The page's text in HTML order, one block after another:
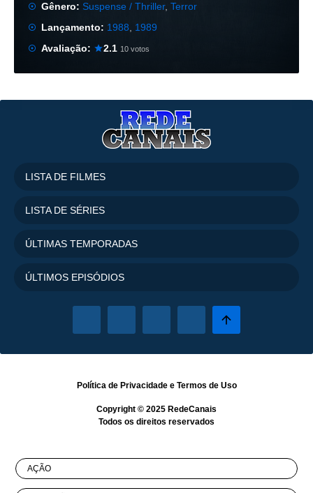
Gênero: Suspense / Thriller,Terror
Lançamento: 1988
1989
Avaliação:
2.1 10 votos
LISTA DE FILMES
LISTA DE SÉRIES
ÚLTIMAS TEMPORADAS
ÚLTIMOS EPISÓDIOS
Política de Privacidadee Termos de Uso
Copyright © 2025 RedeCanais
Todos os direitos reservados
AÇÃO